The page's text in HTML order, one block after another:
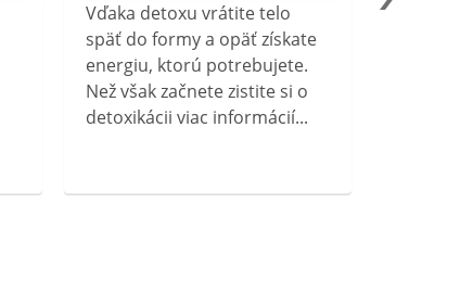
Vďaka detoxu vrátite telo
späť do formy a opäť získate
energiu, ktorú potrebujete.
Než však začnete zistite si o
detoxikácii viac informácií...